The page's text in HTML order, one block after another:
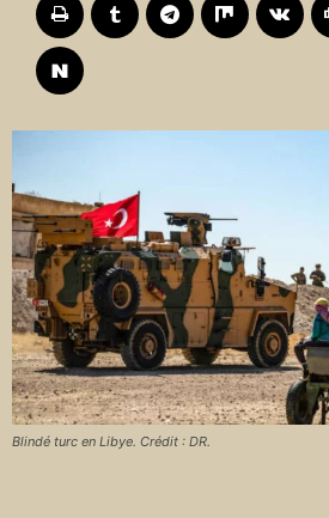
Blindé turc en Libye. Crédit : DR.